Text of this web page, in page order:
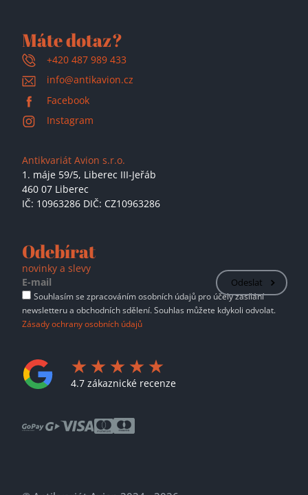
Máte dotaz?
+420 487 989 433
info@antikavion.cz
Facebook
Instagram
Antikvariát Avion s.r.o.
1. máje 59/5, Liberec III-Jeřáb
460 07 Liberec
IČ: 10963286 DIČ: CZ10963286
Odebírat
novinky a slevy
Odeslat
Souhlasím se zpracováním osobních údajů pro účely zasílání
newsletteru a obchodních sdělení. Souhlas můžete kdykoli odvolat.
Zásady ochrany osobních údajů
4.7 zákaznické recenze